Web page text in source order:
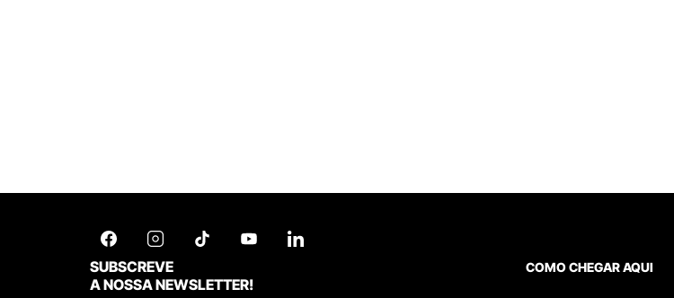
SUBSCREVE
A NOSSA NEWSLETTER!
COMO CHEGAR AQUI